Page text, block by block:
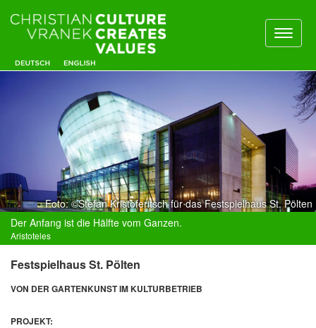
Foto: ©Stefan Kristoferitsch für das Festspielhaus St. Pölten
Der Anfang ist die Hälfte vom Ganzen.
Aristoteles
Festspielhaus St. Pölten
VON DER GARTENKUNST IM KULTURBETRIEB
PROJEKT: